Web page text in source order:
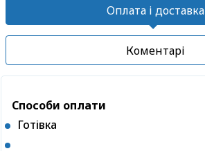
Оплата і доставка
Коментарі
Способи оплати
Готівка